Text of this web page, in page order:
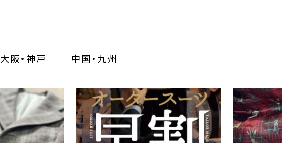
大阪・神戸 中国・九州